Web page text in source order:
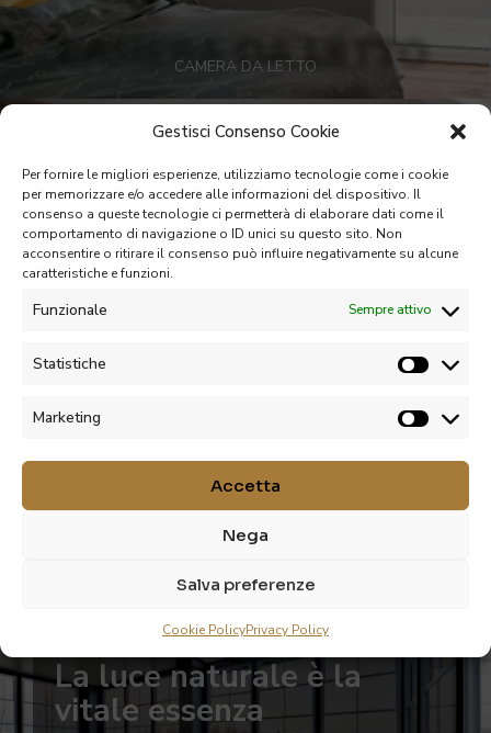
Gestisci Consenso Cookie
Per fornire le migliori esperienze, utilizziamo tecnologie come i cookie
per memorizzare e/o accedere alle informazioni del dispositivo. Il
consenso a queste tecnologie ci permetterà di elaborare dati come il
comportamento di navigazione o ID unici su questo sito. Non
acconsentire o ritirare il consenso può influire negativamente su alcune
caratteristiche e funzioni.
Funzionale Sempre attivo
Statistiche
Marketing
Accetta
Nega
Salva preferenze
Cookie PolicyPrivacy Policy
CAMERA DA LETTO
SALA DA PRANZO
La luce naturale è la
vitale essenza